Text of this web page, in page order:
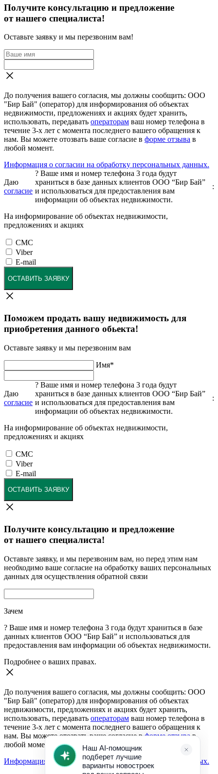
Получите консультацию и предложение
от нашего специалиста!
Оставьте заявку и мы перезвоним вам!
До получения вашего согласия, мы должны сообщить: ООО
"Бир Бай" (оператор) для информирования об объектах
недвижимости, предложениях и акциях будет хранить,
использовать, передавать операторам ваш номер телефона в
течение 3-х лет с момента последнего вашего обращения к
нам. Вы можете отозвать ваше согласие в форме отзыва в
любой момент.
Информация о согласии на обработку персональных данных.
Даю
согласие
? Ваше имя и номер телефона 3 года будут
храниться в базе данных клиентов ООО “Бир Бай”
и использоваться для предоставления вам
информации об объектах недвижимости.
:
На информирование об объектах недвижимости,
предложениях и акциях
СМС
Viber
E-mail
ОСТАВИТЬ ЗАЯВКУ
Поможем продать вашу недвижимость для
приобретения данного обьекта!
Оставьте заявку и мы перезвоним вам
Имя*
Даю
согласие
? Ваше имя и номер телефона 3 года будут
храниться в базе данных клиентов ООО “Бир Бай”
и использоваться для предоставления вам
информации об объектах недвижимости.
:
На информирование об объектах недвижимости,
предложениях и акциях
СМС
Viber
E-mail
ОСТАВИТЬ ЗАЯВКУ
Получите консультацию и предложение
от нашего специалиста!
Оставьте заявку, и мы перезвоним вам, но перед этим нам
необходимо ваше согласие на обработку ваших персональных
данных для осуществления обратной связи
Зачем
? Ваше имя и номер телефона 3 года будут храниться в базе
данных клиентов ООО “Бир Бай” и использоваться для
предоставления вам информации об объектах недвижимости.
Подробнее о ваших правах.
До получения вашего согласия, мы должны сообщить: ООО
"Бир Бай" (оператор) для информирования об объектах
недвижимости, предложениях и акциях будет хранить,
использовать, передавать операторам ваш номер телефона в
течение 3-х лет с момента последнего вашего обращения к
нам. Вы можете отозвать ваше согласие вформе отзывав
любой момент.
Информация о согласии на обработку персональных данных.